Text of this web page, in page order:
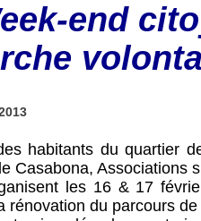
end
habitants du quartier
Casabona, Associations
les 16 & 17
rénovation du parcours